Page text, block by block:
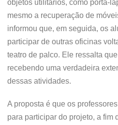
objetos utilitários, como porta-
mesmo a recuperação de
informou que, em seguida, os
participar de outras oficinas
teatro de palco. Ele ressalta
recebendo uma verdadeira
dessas atividades.
A proposta é que os
para participar do projeto, a fim